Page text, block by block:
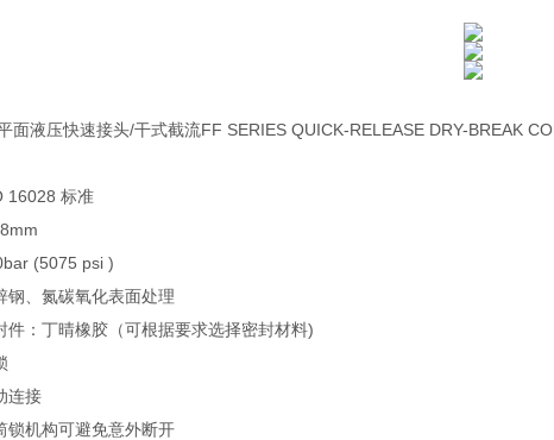
面液压快速接头/干式截流FF SERIES QUICK-RELEASE DRY-BREAK
16028 标准
(5075 psi )
钢、氮碳氧化表面处理
件：丁晴橡胶（可根据要求选择密封材料)
连接
锁机构可避免意外断开